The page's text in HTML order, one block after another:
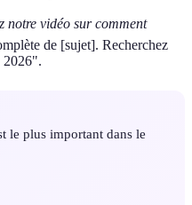
notre vidéo sur comment
de [sujet]. Recherchez
2026".
le plus important dans le